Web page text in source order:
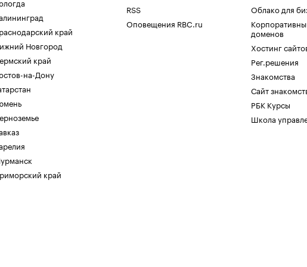
край
Новгород
край
на-Дону
край
RSS
Оповещения RBC.ru
Облако для
доменов
Хостинг
Рег.решения
Знакомства
Сайт
РБК Курсы
Школа